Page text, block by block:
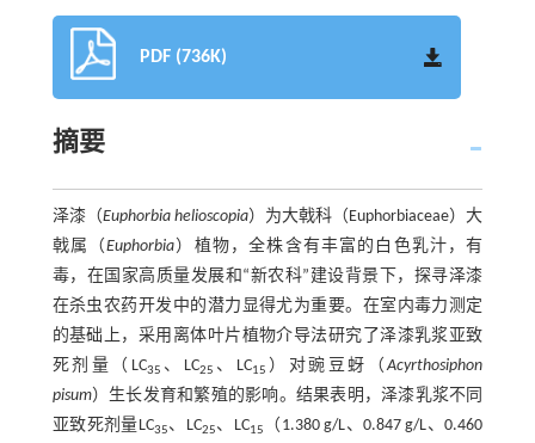
PDF (736K)
摘要
泽漆（Euphorbia helioscopia）为大戟科（Euphorbiaceae）大
戟属（Euphorbia）植物，全株含有丰富的白色乳汁，有
毒，在国家高质量发展和“新农科”建设背景下，探寻泽漆
在杀虫农药开发中的潜力显得尤为重要。在室内毒力测定
的基础上，采用离体叶片植物介导法研究了泽漆乳浆亚致
死剂量（LC35 、LC25 、LC15 ）对豌豆蚜（Acyrthosiphon
pisum）生长发育和繁殖的影响。结果表明，泽漆乳浆不同
亚致死剂量LC35、LC25、LC15
（1.380 g/L、0.847 g/L、0.460